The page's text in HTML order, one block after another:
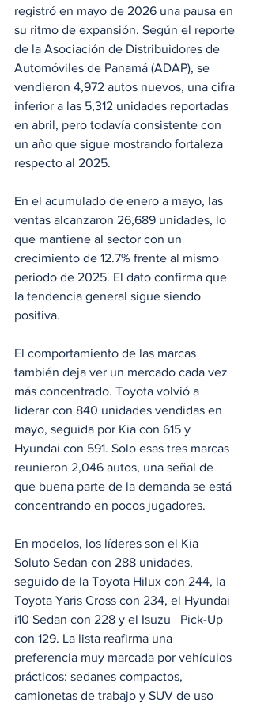
registró en mayo de 2026 una pausa en
su ritmo de expansión. Según el reporte
de la Asociación de Distribuidores de
Automóviles de Panamá (ADAP), se
vendieron 4,972 autos nuevos, una cifra
inferior a las 5,312 unidades reportadas
en abril, pero todavía consistente con
un año que sigue mostrando fortaleza
respecto al 2025.
En el acumulado de enero a mayo, las
ventas alcanzaron 26,689 unidades, lo
que mantiene al sector con un
crecimiento de 12.7% frente al mismo
periodo de 2025. El dato confirma que
la tendencia general sigue siendo
positiva.
El comportamiento de las marcas
también deja ver un mercado cada vez
más concentrado. Toyota volvió a
liderar con 840 unidades vendidas en
mayo, seguida por Kia con 615 y
Hyundai con 591. Solo esas tres marcas
reunieron 2,046 autos, una señal de
que buena parte de la demanda se está
concentrando en pocos jugadores.
En modelos, los líderes son el Kia
Soluto Sedan con 288 unidades,
seguido de la Toyota Hilux con 244, la
Toyota Yaris Cross con 234, el Hyundai
i10 Sedan con 228 y el Isuzu   Pick-Up
con 129. La lista reafirma una
preferencia muy marcada por vehículos
prácticos: sedanes compactos,
camionetas de trabajo y SUV de uso